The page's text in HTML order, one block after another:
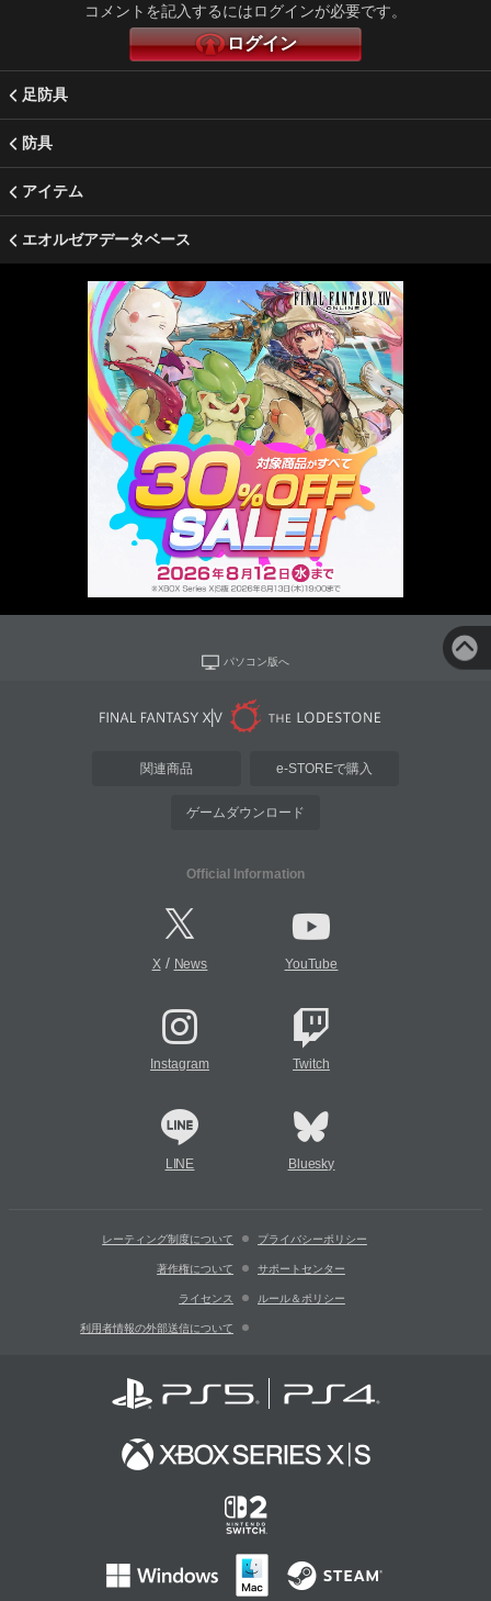
コメントを記入するにはログインが必要です。
ログイン
足防具
防具
アイテム
エオルゼアデータベース
パソコン版へ
関連商品 e-STOREで購入
ゲームダウンロード
Official Information
X/ News YouTube
Instagram Twitch
LINE Bluesky
レーティング制度について プライバシーポリシー
著作権について サポートセンター
ライセンス ルール＆ポリシー
利用者情報の外部送信について